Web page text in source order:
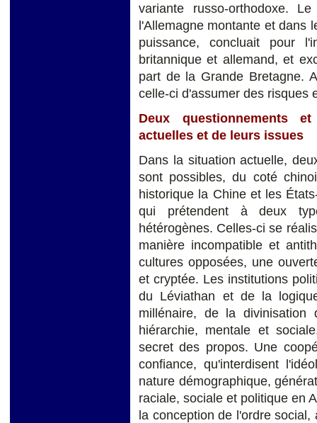
variante russo-orthodoxe.
l'Allemagne montante et dans
puissance, concluait pour
britannique et allemand, et
part de la Grande Bretagne.
celle-ci d'assumer des risques
Deux questionnements
actuelles et de leurs issues
Dans la situation actuelle,
sont possibles, du coté
historique la Chine et les
qui prétendent à deux
hétérogènes. Celles-ci se
manière incompatible et
cultures opposées, une
et cryptée. Les institutions
du Léviathan et de la
millénaire, de la divinisation
hiérarchie, mentale et
secret des propos. Une
confiance, qu'interdisent
nature démographique,
raciale, sociale et politique en
la conception de l'ordre